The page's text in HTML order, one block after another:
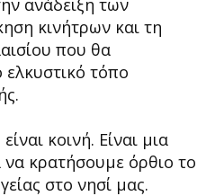
ανάδειξη των
κινήτρων και τη
που θα
ελκυστικό τόπο
κοινή. Είναι μια
να κρατήσουμε όρθιο το
στο νησί μας.